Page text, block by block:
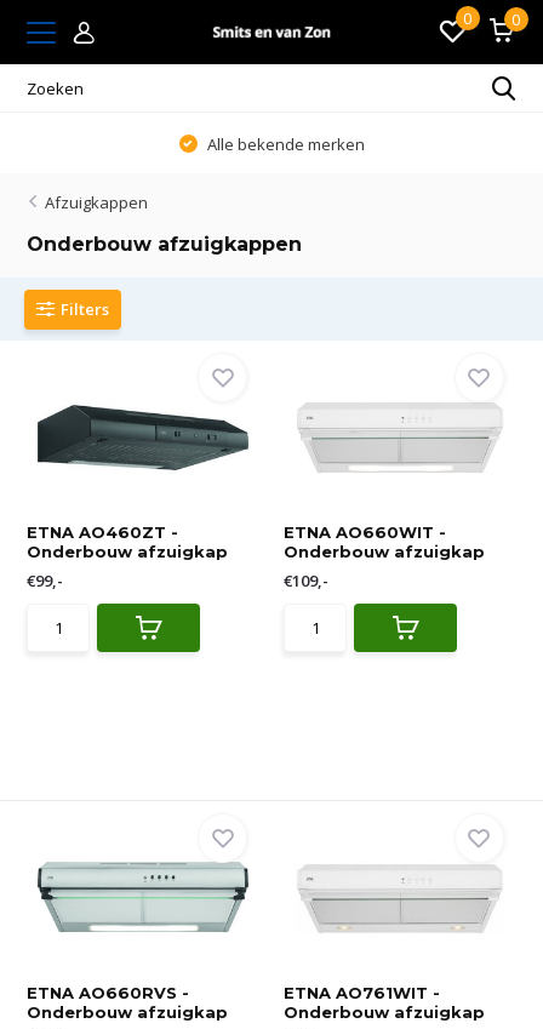
0 0
Altijd passend en persoonlijk
Afzuigkappen
Onderbouw afzuigkappen
Filters
ETNA AO460ZT -
Onderbouw afzuigkap
€99,-
ETNA AO660WIT -
Onderbouw afzuigkap
€109,-
ETNA AO660RVS -
Onderbouw afzuigkap
ETNA AO761WIT -
Onderbouw afzuigkap